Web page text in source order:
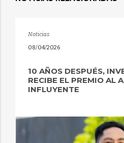
Noticias
08/04/2026
10 AÑOS DESPUÉS,
RECIBE EL PREMIO AL
INFLUYENTE